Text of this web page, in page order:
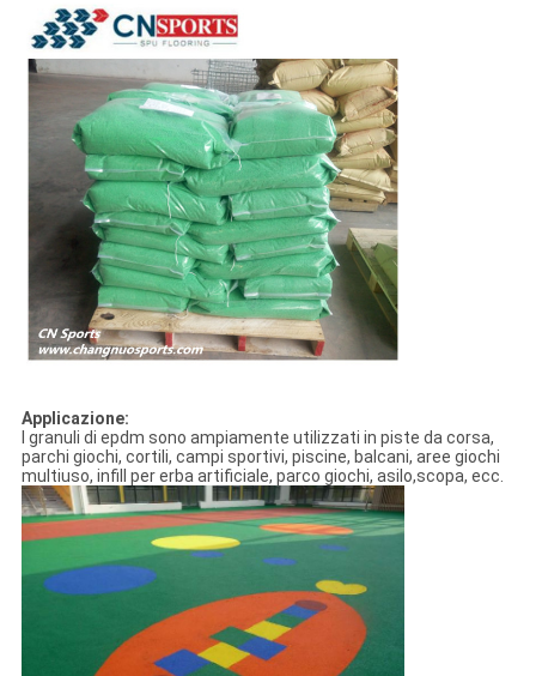
Applicazione:
I granuli di epdm sono ampiamente utilizzati in piste da corsa,
parchi giochi, cortili, campi sportivi, piscine, balcani, aree giochi
multiuso, infill per erba artificiale, parco giochi, asilo,scopa, ecc.